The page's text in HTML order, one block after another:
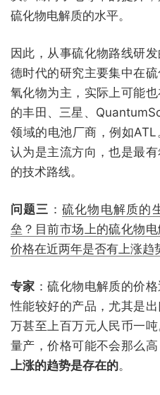
硫化物电解质的水平。
因此，从事硫化物路线研
德时代的研究主要集中在
氧化物为主，实际上可能
的丰田、三星、
领域的电池厂商，例如
认为是主流方向，也是最
的技术路线。
问题三 ： 硫化物电解质的
垒？目前市场上的硫化物
价格在近两年是否有上涨趋
专家 ：硫化物电解质的价
性能较好的产品，尤其是
万甚至上百万元人民币一
量产，价格可能不会那么
上涨的趋势是存在的。